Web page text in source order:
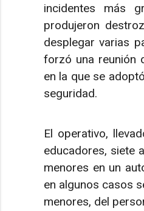
incidentes más
produjeron
desplegar varias
forzó una reunión
en la que se
seguridad.
El operativo,
educadores, siete
menores en un
en algunos casos
menores, del